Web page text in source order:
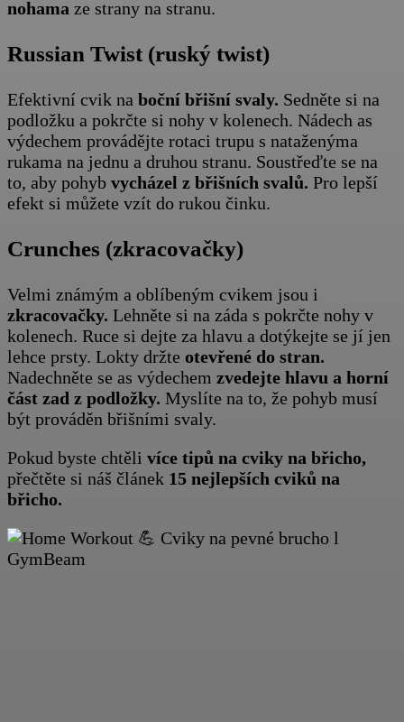
nohama ze strany na stranu.
Russian Twist (ruský twist)
Efektivní cvik na boční břišní svaly. Sedněte si na
podložku a pokrčte si nohy v kolenech. Nádech as
výdechem provádějte rotaci trupu s nataženýma
rukama na jednu a druhou stranu. Soustřeďte se na
to, aby pohyb vycházel z břišních svalů. Pro lepší
efekt si můžete vzít do rukou činku.
Crunches (zkracovačky)
Velmi známým a oblíbeným cvikem jsou i
zkracovačky. Lehněte si na záda s pokrčte nohy v
kolenech. Ruce si dejte za hlavu a dotýkejte se jí jen
lehce prsty. Lokty držte otevřené do stran.
Nadechněte se as výdechem zvedejte hlavu a horní
část zad z podložky. Myslíte na to, že pohyb musí
být prováděn břišními svaly.
Pokud byste chtěli více tipů na cviky na břicho,
přečtěte si náš článek 15 nejlepších cviků na
břicho.